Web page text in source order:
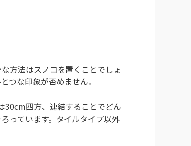
方法はスノコを置くことでしょ
つな印象が否めません。
30cm四方、連結することでどん
っています。タイルタイプ以外